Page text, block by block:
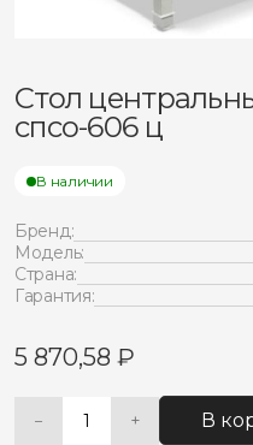
Стол
спсо-606 ц
В наличии
Бренд:
Модель:
Страна:
Гарантия:
5 870,58 ₽
−
Количество + В
Alternative: